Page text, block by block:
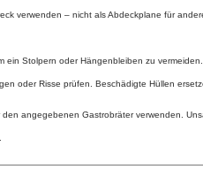
verwenden – nicht als Abdeckplane für
ein Stolpern oder Hängenbleiben zu vermeiden.
oder Risse prüfen. Beschädigte Hüllen
den angegebenen Gastrobräter verwenden.